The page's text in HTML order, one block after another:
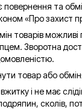
повернення та
«Про захист
товарів можливі
Зворотна
товар або
і не має
сколів,